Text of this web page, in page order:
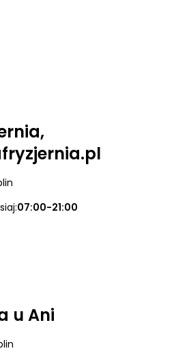
07:00-21:00
u Ani